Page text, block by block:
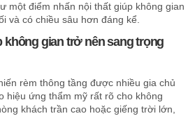
một điểm nhấn nội thất giúp không gian
và có chiều sâu hơn đáng kể.
không gian trở nên sang trọng
rèm thông tầng được nhiều gia chủ
hiệu ứng thẩm mỹ rất rõ cho không
khách trần cao hoặc giếng trời lớn,